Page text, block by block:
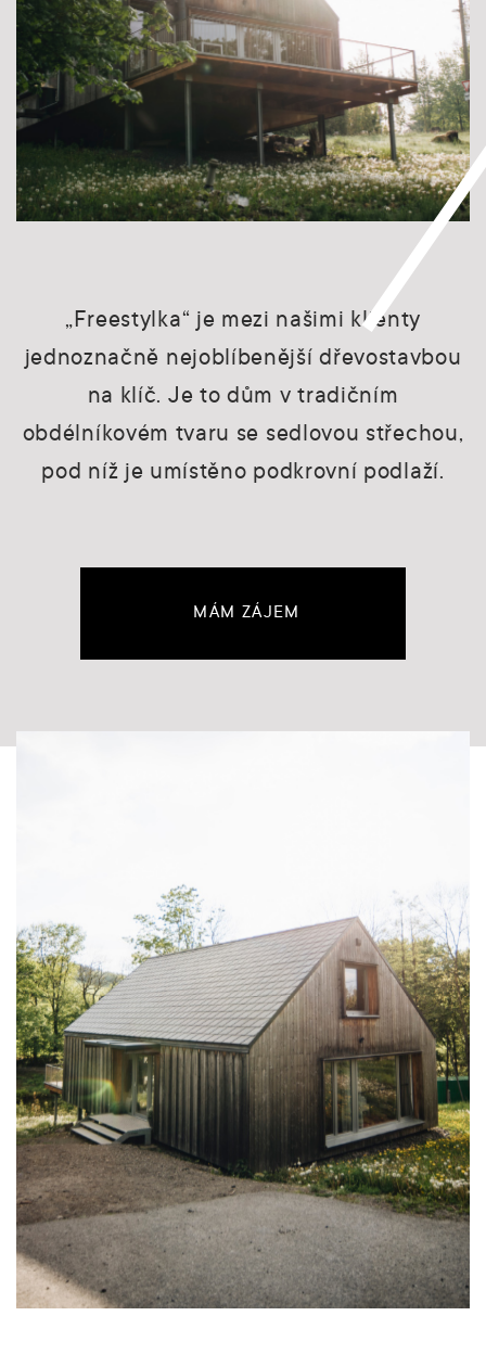
„Freestylka“ je mezi našimi klienty
jednoznačně nejoblíbenější dřevostavbou
na klíč. Je to dům v tradičním
obdélníkovém tvaru se sedlovou střechou,
pod níž je umístěno podkrovní podlaží.
MÁM ZÁJEM